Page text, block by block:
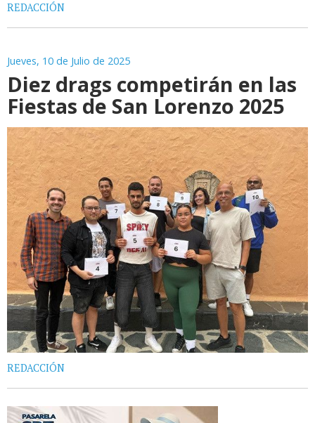
REDACCIÓN
Jueves, 10 de Julio de 2025
Diez drags competirán en las
Fiestas de San Lorenzo 2025
REDACCIÓN